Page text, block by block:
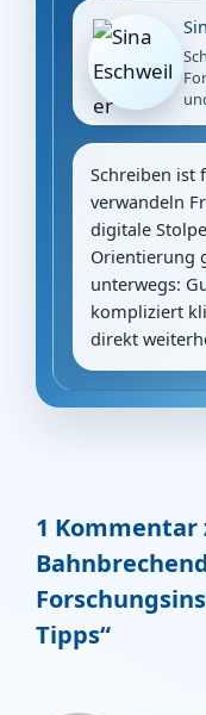
Schreiben ist
verwandeln
digitale
Orientierung
unterwegs:
kompliziert
direkt
1 Kommentar
Tipps“